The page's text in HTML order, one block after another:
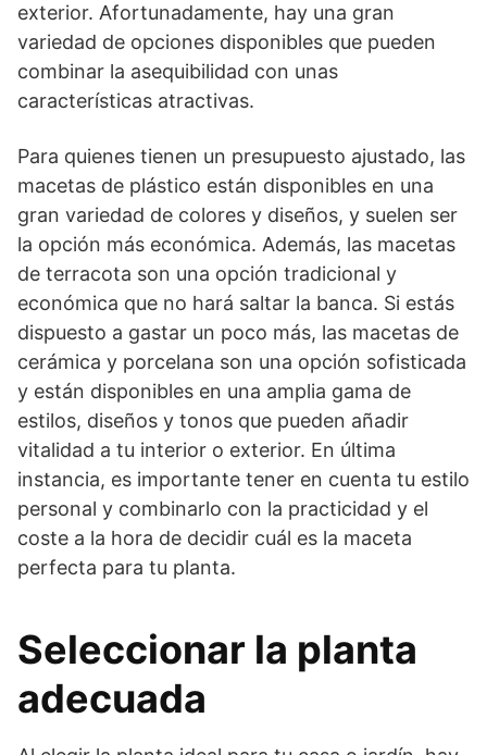
exterior. Afortunadamente, hay una gran
variedad de opciones disponibles que pueden
combinar la asequibilidad con unas
características atractivas.
Para quienes tienen un presupuesto ajustado, las
macetas de plástico están disponibles en una
gran variedad de colores y diseños, y suelen ser
la opción más económica. Además, las macetas
de terracota son una opción tradicional y
económica que no hará saltar la banca. Si estás
dispuesto a gastar un poco más, las macetas de
cerámica y porcelana son una opción sofisticada
y están disponibles en una amplia gama de
estilos, diseños y tonos que pueden añadir
vitalidad a tu interior o exterior. En última
instancia, es importante tener en cuenta tu estilo
personal y combinarlo con la practicidad y el
coste a la hora de decidir cuál es la maceta
perfecta para tu planta.
Seleccionar la planta
adecuada